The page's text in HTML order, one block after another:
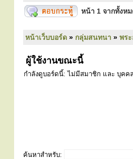
หน้า 1 จากทั้งห
หน้าเว็บบอร์ด » กลุ่มสนทนา » พร
ผู้ใช้งานขณะนี้
กำลังดูบอร์ดนี้: ไม่มีสมาชิก และ บุคค
ค้นหาสำหรับ: